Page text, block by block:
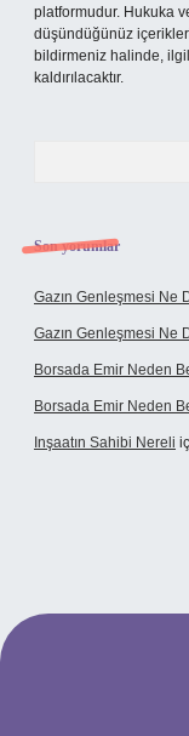
platformudur. Hukuka
düşündüğünüz
bildirmeniz halinde,
kaldırılacaktır.
Son yorumlar
Gazın Genleşmesi Ne
Gazın Genleşmesi Ne
Borsada Emir Neden
Borsada Emir Neden
Inşaatın Sahibi Nereli